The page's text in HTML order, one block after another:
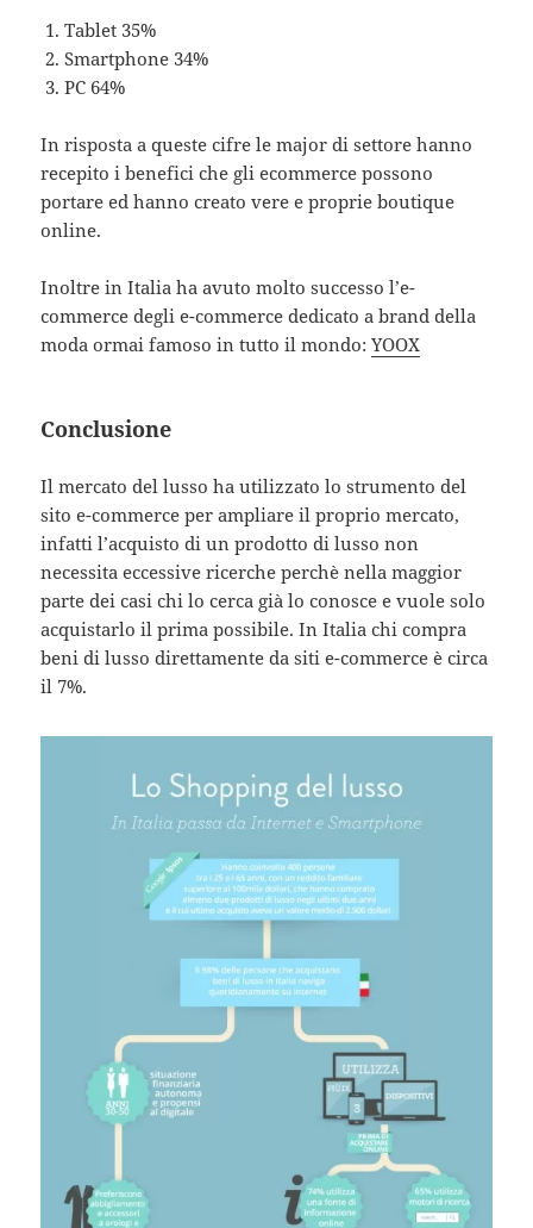
Tablet 35%
Smartphone 34%
PC 64%
In risposta a queste cifre le major di settore hanno
recepito i benefici che gli ecommerce possono
portare ed hanno creato vere e proprie boutique
online.
Inoltre in Italia ha avuto molto successo l’e-
commerce degli e-commerce dedicato a brand della
moda ormai famoso in tutto il mondo:YOOX
Conclusione
Il mercato del lusso ha utilizzato lo strumento del
sito e-commerce per ampliare il proprio mercato,
infatti l’acquisto di un prodotto di lusso non
necessita eccessive ricerche perchè nella maggior
parte dei casi chi lo cerca già lo conosce e vuole solo
acquistarlo il prima possibile. In Italia chi compra
beni di lusso direttamente da siti e-commerce è circa
il 7%.